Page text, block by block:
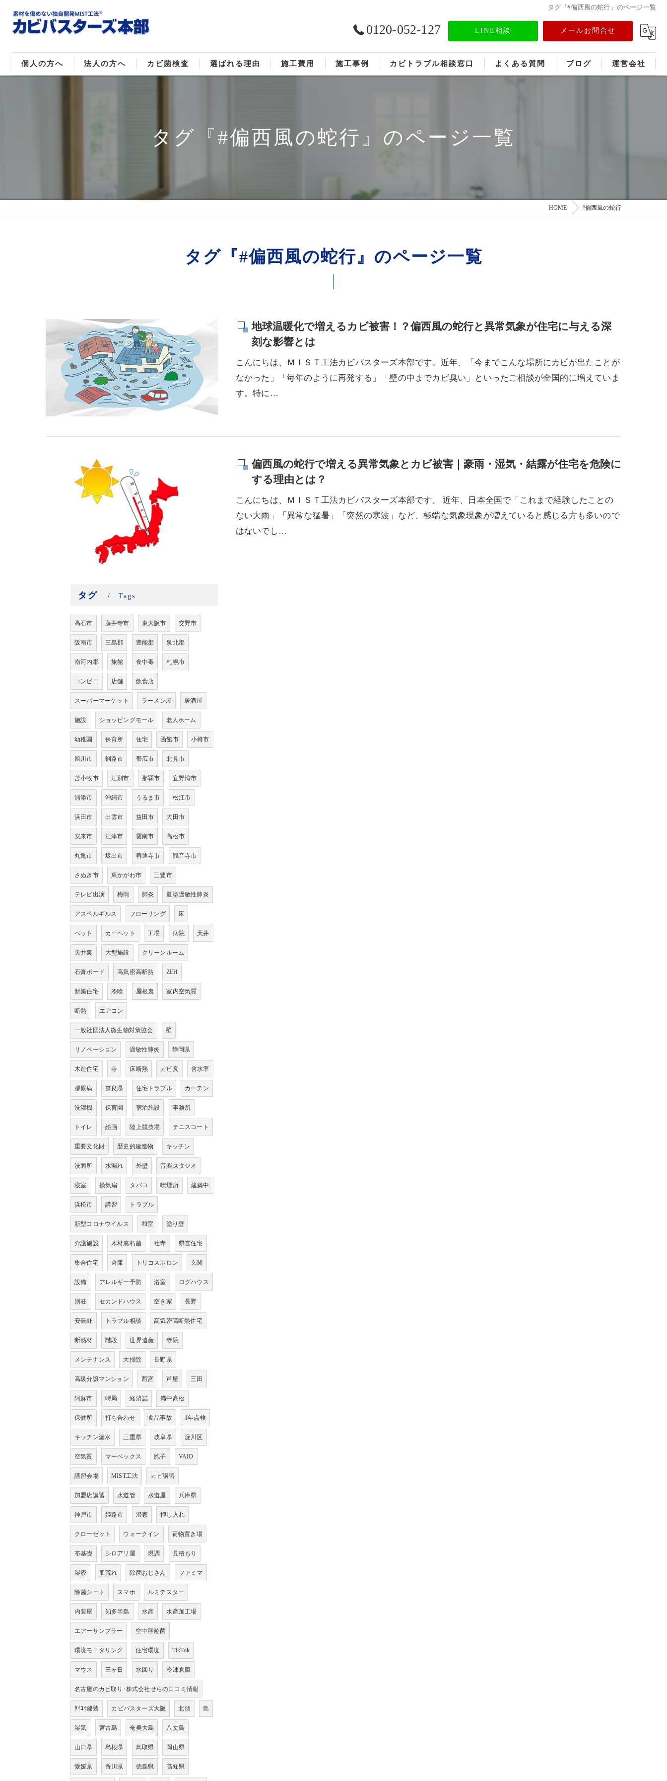
タグ『#偏西風の蛇行』のページ一覧
0120-052-127 LINE相談 メールお問合せ
個人の方へ 法人の方へ
レジャー施設のカビ取り
カビ菌検査 選ばれる理由 施工費用 施工事例 カビトラブル相談窓口 よくある質問 ブログ 運営会社
タグ『#偏西風の蛇行』のページ一覧
HOME #偏西風の蛇行
タグ『#偏西風の蛇行』のページ一覧
地球温暖化で増えるカビ被害！？偏西風の蛇行と異常気象が住宅に与える深
刻な影響とは
こんにちは、ＭＩＳＴ工法カビバスターズ本部です。近年、「今までこんな場所にカビが出たことが
なかった」「毎年のように再発する」「壁の中までカビ臭い」といったご相談が全国的に増えていま
す。特に…
偏西風の蛇行で増える異常気象とカビ被害｜豪雨・湿気・結露が住宅を危険に
する理由とは？
こんにちは、ＭＩＳＴ工法カビバスターズ本部です。 近年、日本全国で「これまで経験したことの
ない大雨」「異常な猛暑」「突然の寒波」など、極端な気象現象が増えていると感じる方も多いので
はないでし…
タグ Tags
高石市 藤井寺市 東大阪市 交野市
阪南市 三島郡 豊能郡 泉北郡
南河内郡 旅館 食中毒 札幌市
コンビニ 店舗 飲食店
スーパーマーケット ラーメン屋 居酒屋
施設 ショッピングモール 老人ホーム
幼稚園 保育所 住宅 函館市 小樽市
旭川市 釧路市 帯広市 北見市
苫小牧市 江別市 那覇市 宜野湾市
浦添市 沖縄市 うるま市 松江市
浜田市 出雲市 益田市 大田市
安来市 江津市 雲南市 高松市
丸亀市 坂出市 善通寺市 観音寺市
さぬき市 東かがわ市 三豊市
テレビ出演 梅雨 肺炎 夏型過敏性肺炎
アスペルギルス フローリング 床
ペット カーペット 工場 病院 天井
天井裏 大型施設 クリーンルーム
石膏ボード 高気密高断熱 ZEH
新築住宅 漆喰 屋根裏 室内空気質
断熱 エアコン
一般社団法人微生物対策協会 壁
リノベーション 過敏性肺炎 静岡県
木造住宅 寺 床断熱 カビ臭 含水率
膠原病 奈良県 住宅トラブル カーテン
洗濯機 保育園 宿泊施設 事務所
トイレ 絵画 陸上競技場 テニスコート
重要文化財 歴史的建造物 キッチン
洗面所 水漏れ 外壁 音楽スタジオ
寝室 換気扇 タバコ 喫煙所 建築中
浜松市 講習 トラブル
新型コロナウイルス 和室 塗り壁
介護施設 木材腐朽菌 社寺 県営住宅
集合住宅 倉庫 トリコスポロン 玄関
設備 アレルギー予防 浴室 ログハウス
別荘 セカンドハウス 空き家 長野
安曇野 トラブル相談 高気密高断熱住宅
断熱材 階段 世界遺産 寺院
メンテナンス 大掃除 長野県
高級分譲マンション 西宮 芦屋 三田
阿蘇市 時局 経済誌 備中高松
保健所 打ち合わせ 食品事故 1年点検
キッチン漏水 三重県 岐阜県 淀川区
空気質 マーベックス 胞子 VAIO
講習会場 MIST工法 カビ講習
加盟店講習 水道管 水道屋 兵庫県
神戸市 姫路市 澄家 押し入れ
クローゼット ウォークイン 荷物置き場
布基礎 シロアリ屋 現調 見積もり
湿疹 肌荒れ 除菌おじさん ファミマ
除菌シート スマホ ルミテスター
内装屋 知多半島 水産 水産加工場
エアーサンプラー 空中浮遊菌
環境モニタリング 住宅環境 TikTok
マウス 三ヶ日 水回り 冷凍倉庫
名古屋のカビ取り･株式会社せらの口コミ情報
ﾀｲｺｳ建装 カビバスターズ大阪 北側 島
湿気 宮古島 奄美大島 八丈島
山口県 島根県 鳥取県 岡山県
愛媛県 香川県 徳島県 高知県